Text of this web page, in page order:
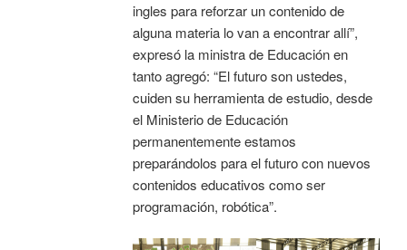
ingles para reforzar un contenido de
alguna materia lo van a encontrar allí”,
expresó la ministra de Educación en
tanto agregó: “El futuro son ustedes,
cuiden su herramienta de estudio, desde
el Ministerio de Educación
permanentemente estamos
preparándolos para el futuro con nuevos
contenidos educativos como ser
programación, robótica”.